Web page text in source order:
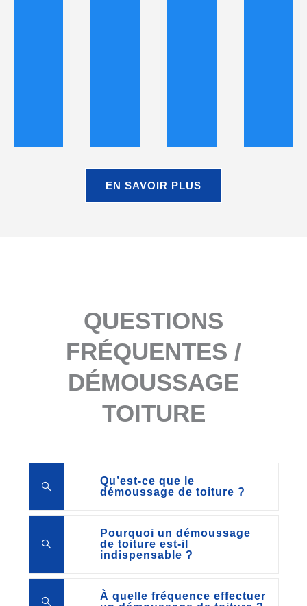
EN SAVOIR PLUS
QUESTIONS
FRÉQUENTES /
DÉMOUSSAGE
TOITURE
Qu’est-ce que le
démoussage de toiture ?
Pourquoi un démoussage
de toiture est-il
indispensable ?
À quelle fréquence effectuer